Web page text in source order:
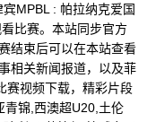
MPBL : 帕拉纳克爱国
比赛。本站同步官方
结束后可以在本站查看
相关新闻报道，以及菲
赛视频下载，精彩片段
青锦,西澳超U20,土伦